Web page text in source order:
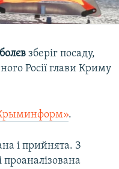
зберіг посаду,
Росії глави Криму
.
і прийнята. З